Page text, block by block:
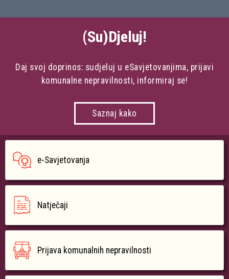
(Su)Djeluj!
Daj svoj doprinos: sudjeluj u eSavjetovanjima, prijavi
komunalne nepravilnosti, informiraj se!
Saznaj kako
e-Savjetovanja
Natječaji
Prijava komunalnih nepravilnosti